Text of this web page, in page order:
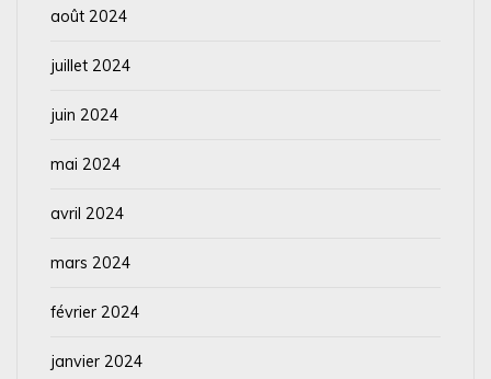
août 2024
juillet 2024
juin 2024
mai 2024
avril 2024
mars 2024
février 2024
janvier 2024